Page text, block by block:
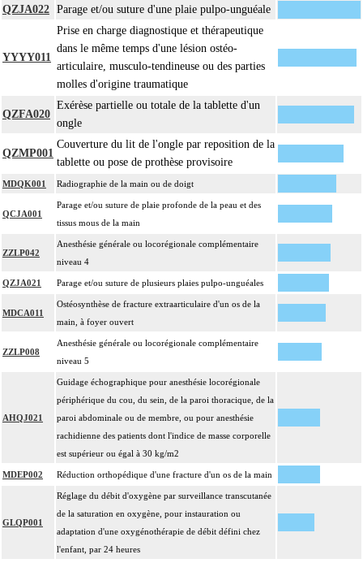
QZJA022 Parage et/ou suture d'une plaie pulpo-unguéale
YYYY011
Prise en charge diagnostique et thérapeutique
dans le même temps d'une lésion ostéo-
articulaire, musculo-tendineuse ou des parties
molles d'origine traumatique
QZFA020
Exérèse partielle ou totale de la tablette d'un
ongle
QZMP001
Couverture du lit de l'ongle par reposition de la
tablette ou pose de prothèse provisoire
MDQK001 Radiographie de la main ou de doigt
QCJA001
Parage et/ou suture de plaie profonde de la peau et des
tissus mous de la main
ZZLP042
Anesthésie générale ou locorégionale complémentaire
niveau 4
QZJA021 Parage et/ou suture de plusieurs plaies pulpo-unguéales
MDCA011
Ostéosynthèse de fracture extraarticulaire d'un os de la
main, à foyer ouvert
ZZLP008
Anesthésie générale ou locorégionale complémentaire
niveau 5
AHQJ021
Guidage échographique pour anesthésie locorégionale
périphérique du cou, du sein, de la paroi thoracique, de la
paroi abdominale ou de membre, ou pour anesthésie
rachidienne des patients dont l'indice de masse corporelle
est supérieur ou égal à 30 kg/m2
MDEP002 Réduction orthopédique d'une fracture d'un os de la main
GLQP001
Réglage du débit d'oxygène par surveillance transcutanée
de la saturation en oxygène, pour instauration ou
adaptation d'une oxygénothérapie de débit défini chez
l'enfant, par 24 heures